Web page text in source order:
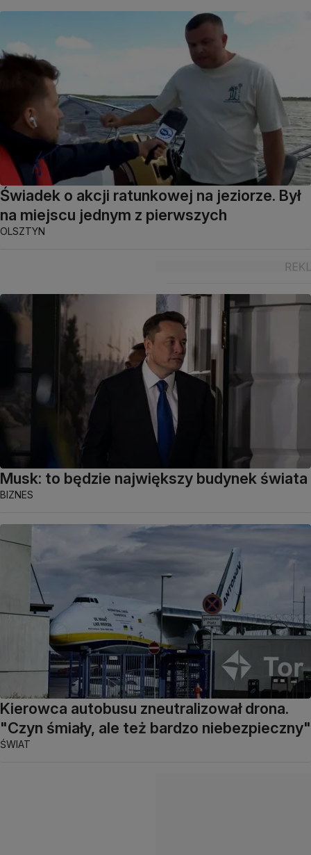
Świadek o akcji ratunkowej na jeziorze. Był
na miejscu jednym z pierwszych
OLSZTYN
Musk: to będzie największy budynek świata
BIZNES
Kierowca autobusu zneutralizował drona.
"Czyn śmiały, ale też bardzo niebezpieczny"
ŚWIAT